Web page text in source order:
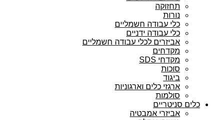
תחזוקה
נורות
כלי עבודה חשמליים
כלי עבודה ידניים
אביזרים לכלי עבודה חשמליים
מקדחים
מקדחי SDS
סוכות
ביגוד
ארגזי כלים וארגוניות
סולמות
כלים סניטריים
אביזרי אמבטיה